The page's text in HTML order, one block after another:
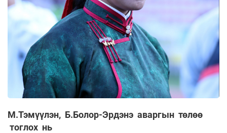
Монгол түмний үндэсний спорт болон хөгжиж, олон орны
үзэгчдийн сонирхлыг татсаар байна.
М.Тэмүүлэн, Б.Болор-Эрдэнэ аваргын төлөө
тоглох нь